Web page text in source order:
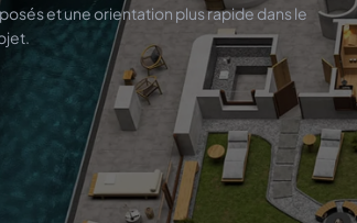
et une orientation plus rapide dans le